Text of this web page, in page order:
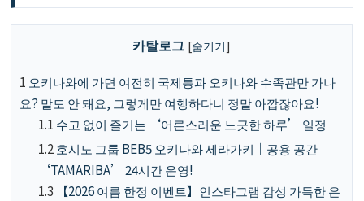
카탈로그 [숨기기]
1 오키나와에 가면 여전히 국제통과 오키나와 수족관만 가나
요? 말도 안 돼요, 그렇게만 여행하다니 정말 아깝잖아요!
1.1 수고 없이 즐기는 ‘어른스러운 느긋한 하루’ 일정
1.2호시노 그룹 BEB5 오키나와 세라가키｜공용 공간
‘TAMARIBA’ 24시간 운영!
1.3 【2026 여름 한정 이벤트】인스타그램 감성 가득한 은